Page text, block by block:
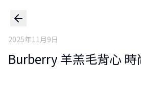
2025年11月9日
Burberry 羊羔毛背心 時